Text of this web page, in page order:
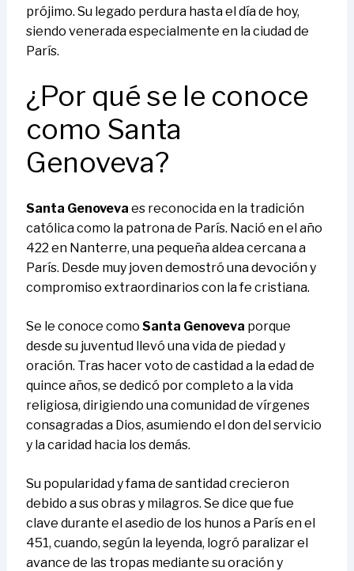
prójimo. Su legado perdura hasta el día de hoy,
siendo venerada especialmente en la ciudad de
París.
¿Por qué se le conoce
como Santa
Genoveva?
Santa Genoveva es reconocida en la tradición
católica como la patrona de París. Nació en el año
422 en Nanterre, una pequeña aldea cercana a
París. Desde muy joven demostró una devoción y
compromiso extraordinarios con la fe cristiana.
Se le conoce como Santa Genoveva porque
desde su juventud llevó una vida de piedad y
oración. Tras hacer voto de castidad a la edad de
quince años, se dedicó por completo a la vida
religiosa, dirigiendo una comunidad de vírgenes
consagradas a Dios, asumiendo el don del servicio
y la caridad hacia los demás.
Su popularidad y fama de santidad crecieron
debido a sus obras y milagros. Se dice que fue
clave durante el asedio de los hunos a París en el
451, cuando, según la leyenda, logró paralizar el
avance de las tropas mediante su oración y